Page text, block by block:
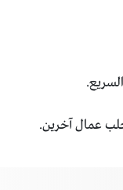
عمال آخرين.